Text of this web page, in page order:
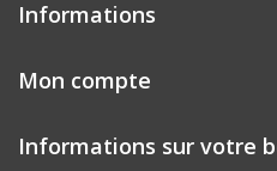
Informations
Mon compte
Informations sur votre